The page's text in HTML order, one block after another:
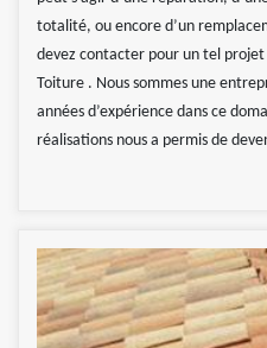
totalité, ou encore d’un
devez contacter pour un tel
Toiture . Nous sommes une
années d’expérience dans ce
réalisations nous a permis de